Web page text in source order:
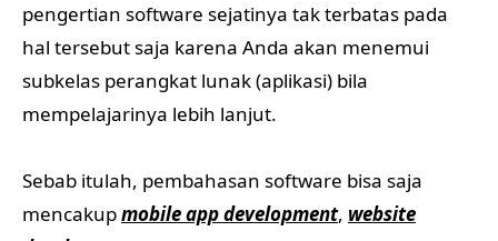
pengertian software sejatinya tak terbatas pada
hal tersebut saja karena Anda akan menemui
subkelas perangkat lunak (aplikasi) bila
mempelajarinya lebih lanjut.
Sebab itulah, pembahasan software bisa saja
mencakupmobile app development, website